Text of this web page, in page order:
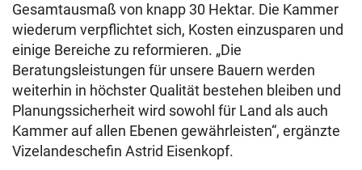
Gesamtausmaß von knapp 30 Hektar. Die Kammer
wiederum verpflichtet sich, Kosten einzusparen und
einige Bereiche zu reformieren. „Die
Beratungsleistungen für unsere Bauern werden
weiterhin in höchster Qualität bestehen bleiben und
Planungssicherheit wird sowohl für Land als auch
Kammer auf allen Ebenen gewährleisten“, ergänzte
Vizelandeschefin Astrid Eisenkopf.